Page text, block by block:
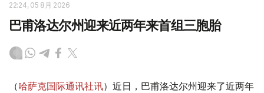
22:24, 05 8月 2026
巴甫洛达尔州迎来近两年来首组三胞胎
（哈萨克国际通讯社讯）近日，巴甫洛达尔州迎来了近两年